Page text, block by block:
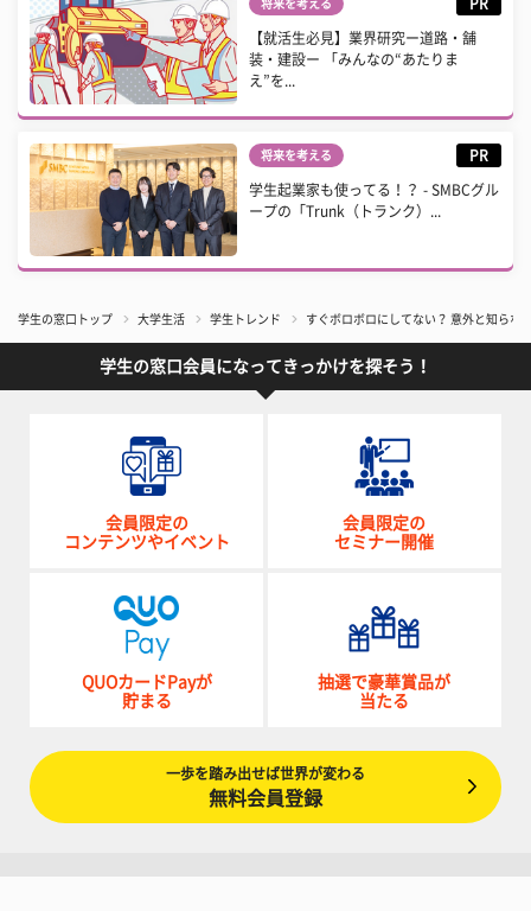
将来を考える PR
【就活生必見】業界研究ー道路・舗
装・建設ー 「みんなの“あたりま
え”を...
将来を考える PR
学生起業家も使ってる！？ - SMBCグル
ープの「Trunk（トランク）...
学生の窓口トップ 大学生活 学生トレンド すぐボロボロにしてない？ 意外と知らな
学生の窓口会員になってきっかけを探そう！
会員限定の
コンテンツやイベント
会員限定の
セミナー開催
QUOカードPayが
貯まる
抽選で豪華賞品が
当たる
一歩を踏み出せば世界が変わる
無料会員登録